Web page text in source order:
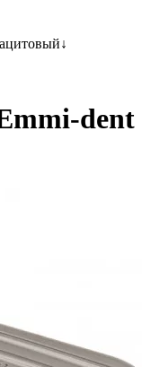
↓
dent